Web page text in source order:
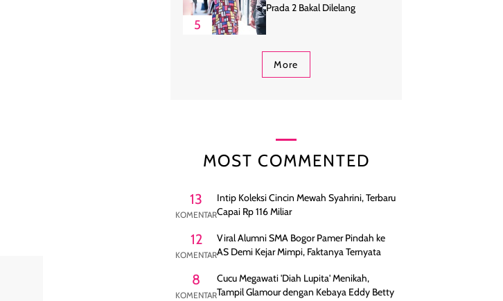
5
Prada 2 Bakal Dilelang
More
MOST COMMENTED
13
KOMENTAR
Intip Koleksi Cincin Mewah Syahrini, Terbaru
Capai Rp 116 Miliar
12
KOMENTAR
Viral Alumni SMA Bogor Pamer Pindah ke
AS Demi Kejar Mimpi, Faktanya Ternyata
8
KOMENTAR
Cucu Megawati 'Diah Lupita' Menikah,
Tampil Glamour dengan Kebaya Eddy Betty